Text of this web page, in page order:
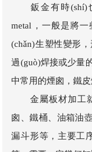
鈑金有時(shí)也
metal，一般是將
(chǎn)生塑性變形
過(guò)焊接或少量
中常用的煙囪，鐵
金屬板材加工就
囪、鐵桶、油箱油
漏斗形等，主要工